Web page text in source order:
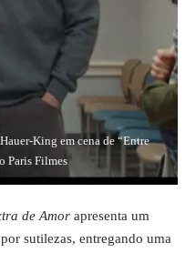
King em cena de “Entre
Paris Filmes
de Amor apresenta um
sutilezas, entregando uma